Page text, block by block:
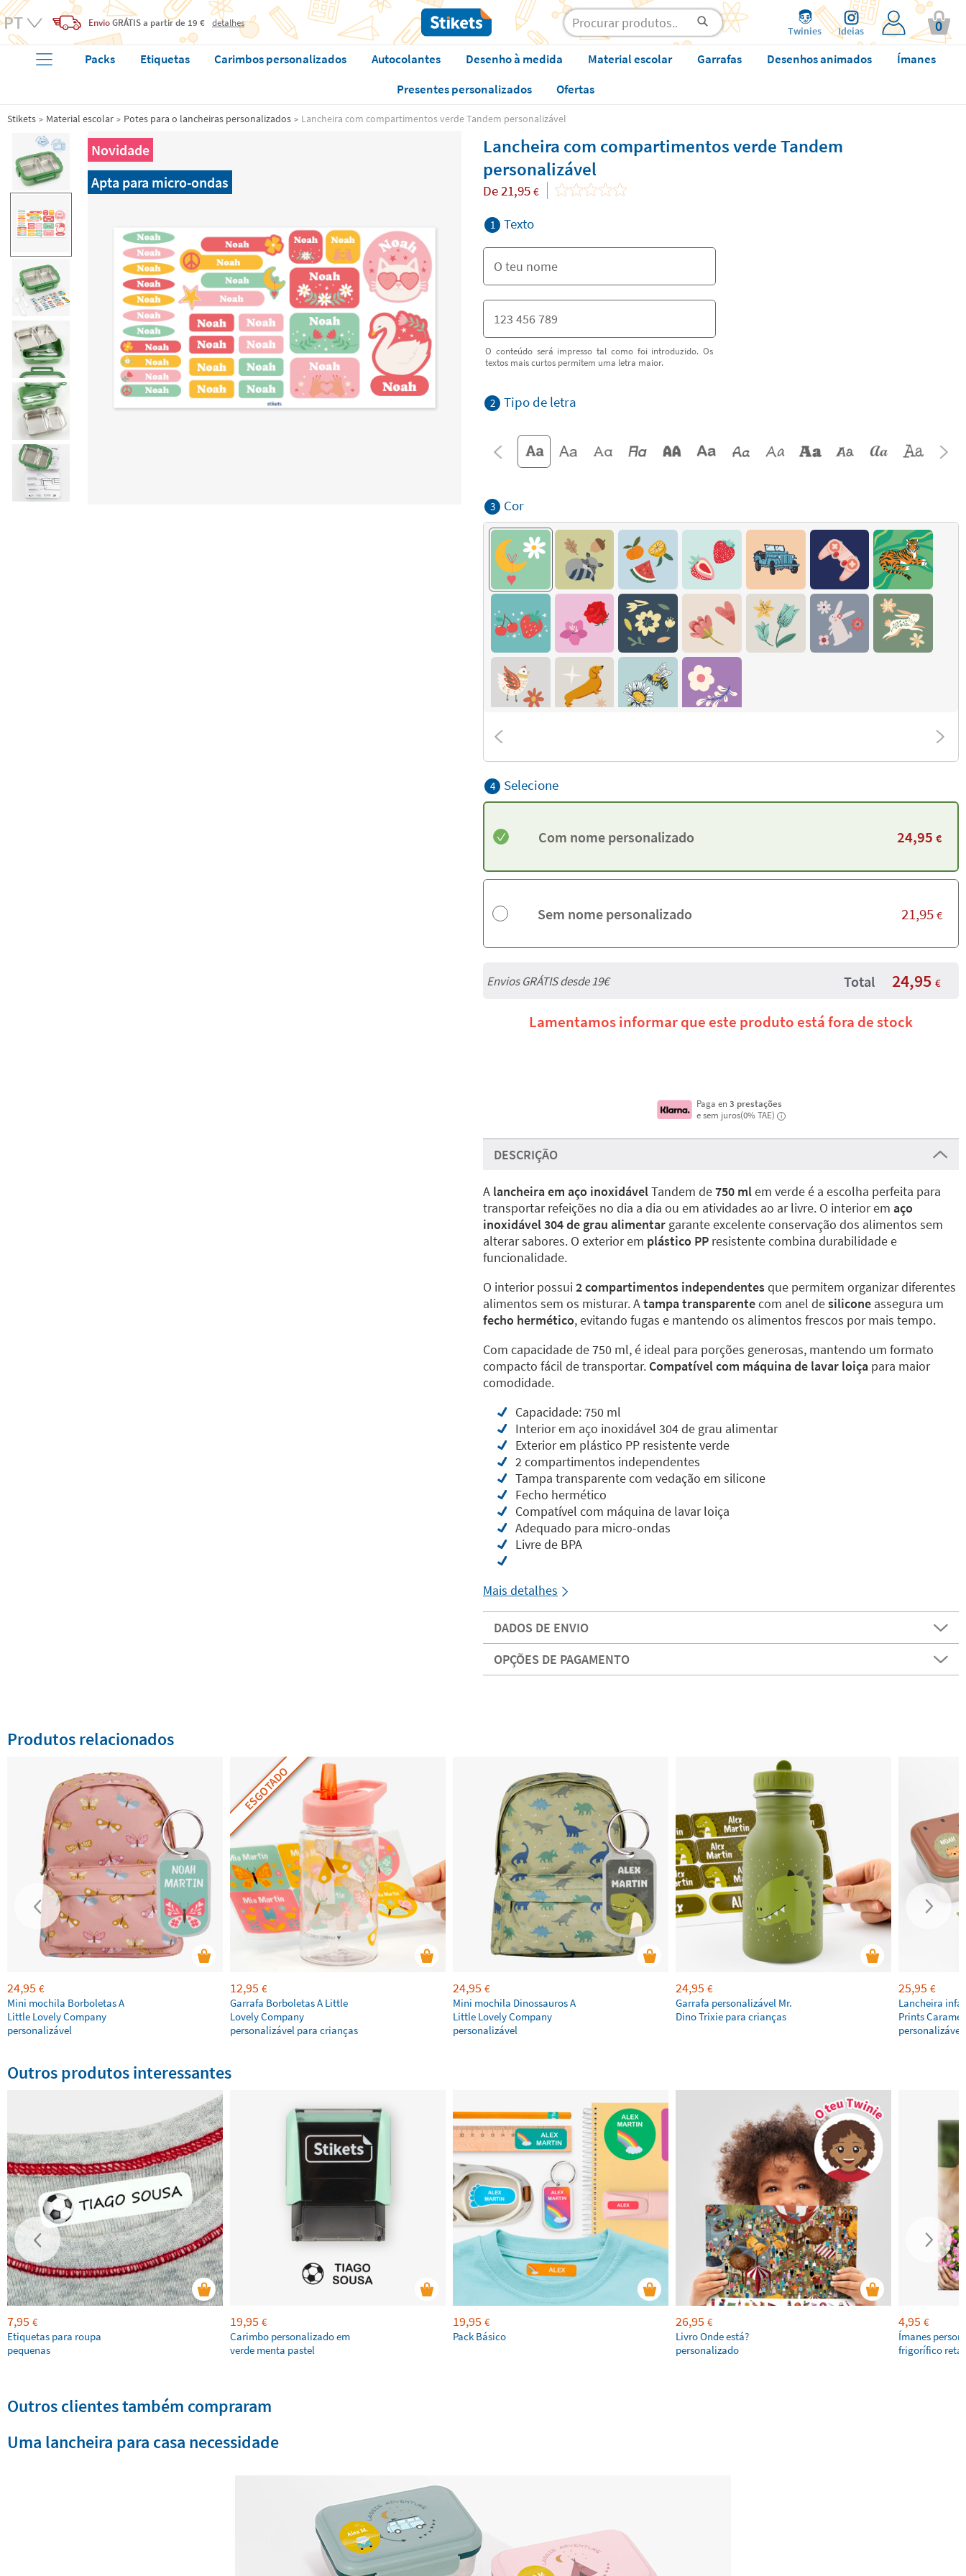
EnvioGRÁTISa partir de 19 € detalhes
Twinies Ideias 0
Packs Etiquetas Carimbos personalizados Autocolantes Desenho à medida Material escolar Garrafas Desenhos animados
Ímanes
Presentes personalizados
Ofertas
Stikets Material escolar Potes para o lancheiras personalizados Lancheira com compartimentos verde Tandem personalizável
Novidade
Apta para micro-ondas
Lancheira com compartimentos verde Tandem
personalizável
De21,95 €
1 Texto
O conteúdo será impresso tal como foi introduzido. Os
textos mais curtos permitem uma letra maior.
2 Tipo de letra
3 Cor
4 Selecione
Com nome personalizado 24,95 €
Sem nome personalizado 21,95 €
Envios GRÁTIS desde 19€ Total 24,95 €
Lamentamos informar que este produto está fora de stock
Paga en3 prestações
e sem juros(0% TAE)
i
DESCRIÇÃO
A lancheira em aço inoxidávelTandem de750 mlem verde é a escolha perfeita para
transportar refeições no dia a dia ou em atividades ao ar livre. O interior em aço
inoxidável 304 de grau alimentar garante excelente conservação dos alimentos sem
alterar sabores. O exterior em plástico PP resistente combina durabilidade e
funcionalidade.
O interior possui2 compartimentos independentesque permitem organizar diferentes
alimentos sem os misturar. Atampa transparentecom anel desilicone assegura um
fecho hermético, evitando fugas e mantendo os alimentos frescos por mais tempo.
Com capacidade de 750 ml, é ideal para porções generosas, mantendo um formato
compacto fácil de transportar. Compatível com máquina de lavar loiça para maior
comodidade.
Capacidade: 750 ml
Interior em aço inoxidável 304 de grau alimentar
Exterior em plástico PP resistente verde
2 compartimentos independentes
Tampa transparente com vedação em silicone
Fecho hermético
Compatível com máquina de lavar loiça
Adequado para micro-ondas
Livre de BPA
Mais detalhes
DADOS DE ENVIO
OPÇÕES DE PAGAMENTO
Produtos relacionados
24,95 €
Mini mochila Borboletas A
Little Lovely Company
personalizável
ESGOTADO
12,95 €
Garrafa Borboletas A Little
Lovely Company
personalizável para crianças
24,95 €
Mini mochila Dinossauros A
Little Lovely Company
personalizável
24,95 €
Garrafa personalizável Mr.
Dino Trixie para crianças
25,95 €
Lancheira
Prints
personalizável
Outros produtos interessantes
7,95 €
Etiquetas para roupa
pequenas
19,95 €
Carimbo personalizado em
verde menta pastel
19,95 €
Pack Básico
26,95 €
Livro Onde está?
personalizado
4,95 €
Ímanes
frigorífico
Outros clientes também compraram
Uma lancheira para casa necessidade